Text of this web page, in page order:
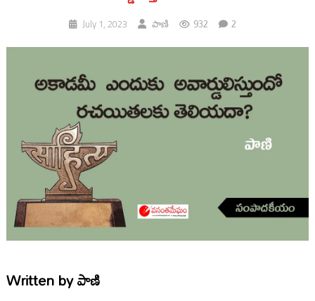
July 1, 2023 పాణి 932 2
Written byపాణి